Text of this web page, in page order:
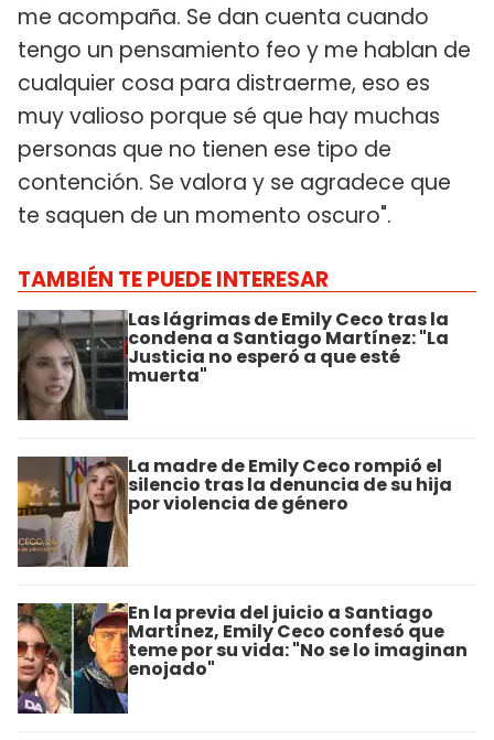
me acompaña. Se dan cuenta cuando
tengo un pensamiento feo y me hablan de
cualquier cosa para distraerme, eso es
muy valioso porque sé que hay muchas
personas que no tienen ese tipo de
contención. Se valora y se agradece que
te saquen de un momento oscuro".
TAMBIÉN TE PUEDE INTERESAR
Las lágrimas de Emily Ceco tras la
condena a Santiago Martínez: "La
Justicia no esperó a que esté
muerta"
La madre de Emily Ceco rompió el
silencio tras la denuncia de su hija
por violencia de género
En la previa del juicio a Santiago
Martínez, Emily Ceco confesó que
teme por su vida: "No se lo imaginan
enojado"